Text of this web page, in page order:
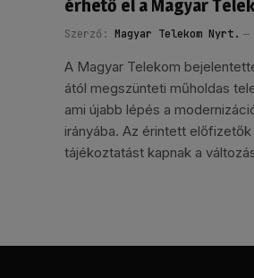
érhető el a Magyar
Szerző: Magyar Telekom Nyrt.
A Magyar Telekom
ától megszünteti műholdas
ami újabb lépés a
irányába. Az érintett előfizetők
tájékoztatást kapnak a